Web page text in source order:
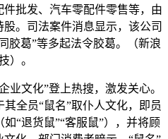
批发、汽车零配件零售等，由
。司法案件消息显示，该公司
胶葛”等多起法令胶葛。（新浪
）。
文化”登上热搜，激发关心。
全员“鼠名”取仆人文化，即员
“退货鼠”“客服鼠”），并将顾